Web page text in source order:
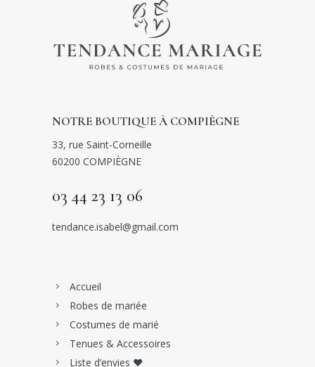
NOTRE BOUTIQUE À COMPIÈGNE
33, rue Saint-Corneille
60200 COMPIÈGNE
03 44 23 13 06
tendance.isabel@gmail.com
Accueil
Robes de mariée
Costumes de marié
Tenues & Accessoires
Liste d’envies ♥